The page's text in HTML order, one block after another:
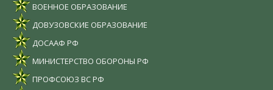
ВОЕННОЕ ОБРАЗОВАНИЕ
ДОВУЗОВСКИЕ ОБРАЗОВАНИЕ
ДОСААФ РФ
МИНИСТЕРСТВО ОБОРОНЫ РФ
ПРОФСОЮЗ ВС РФ